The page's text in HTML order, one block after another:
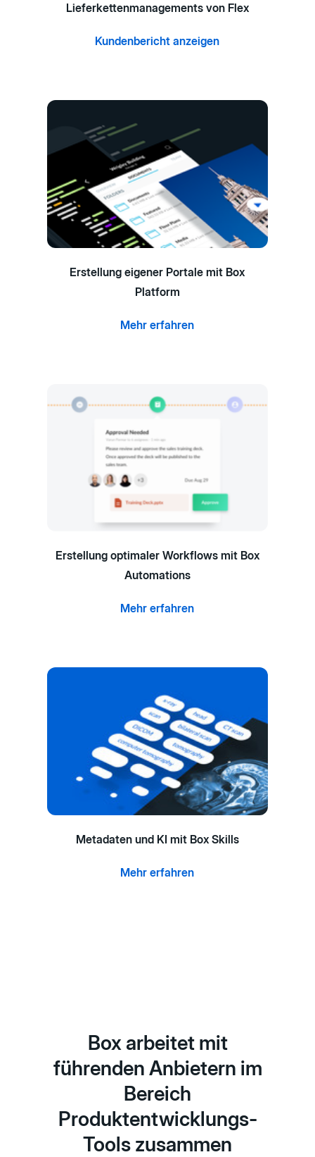
Lieferkettenmanagements von Flex
Kundenbericht anzeigen
Erstellung eigener Portale mit Box
Platform
Mehr erfahren
Erstellung optimaler Workflows mit Box
Automations
Mehr erfahren
Metadaten und KI mit Box Skills
Mehr erfahren
Box arbeitet mit
führenden Anbietern im
Bereich
Produktentwicklungs-
Tools zusammen